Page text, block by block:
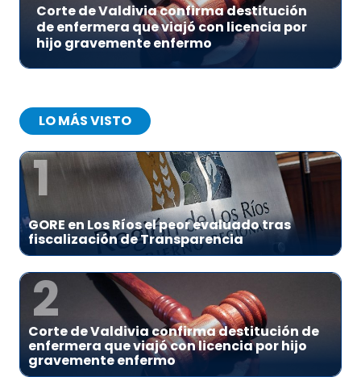
Corte de Valdivia confirma destitución
de enfermera que viajó con licencia por
hijo gravemente enfermo
LO MÁS VISTO
1
GORE en Los Ríos el peor evaluado tras
fiscalización de Transparencia
2
Corte de Valdivia confirma destitución de
enfermera que viajó con licencia por hijo
gravemente enfermo